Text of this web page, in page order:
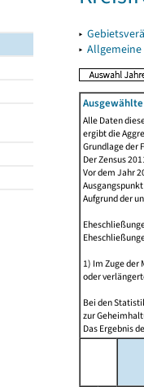
▸
▸
Alle Daten
ergibt die
Grundlage der
Der Zensus
Vor dem Jahr
Aufgrund der
1) Im Zuge
oder
Bei den
zur
Das Ergebnis